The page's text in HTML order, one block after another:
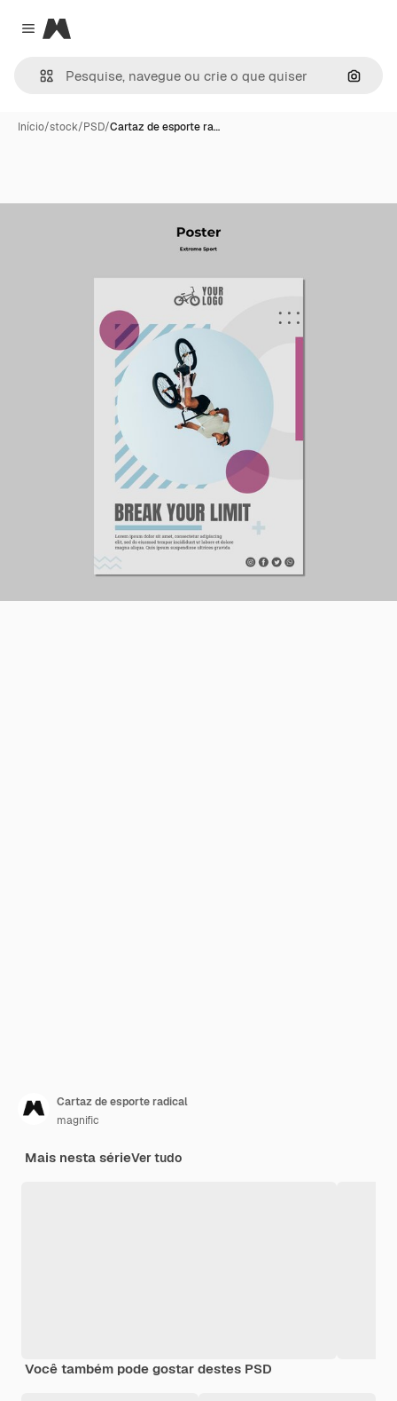
Close menu
Magnific
Início/stock/PSD/Cartaz de esporte ra…
Cartaz de esporte radical
magnific
Mais nesta sérieVer tudo
Você também pode gostar destes PSD